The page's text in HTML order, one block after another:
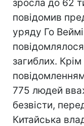
зросла до 62
повідомив
уряду Го
загиблих. Крім
775 людей
безвісти,
Китайська